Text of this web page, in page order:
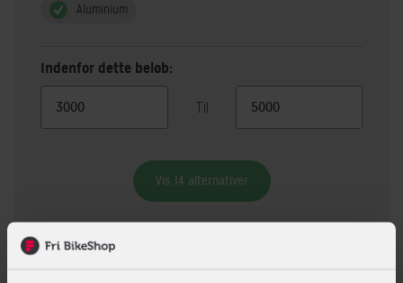
Aluminium
Indenfor dette beløb:
Til
Vis 14 alternativer
Beskrivelse